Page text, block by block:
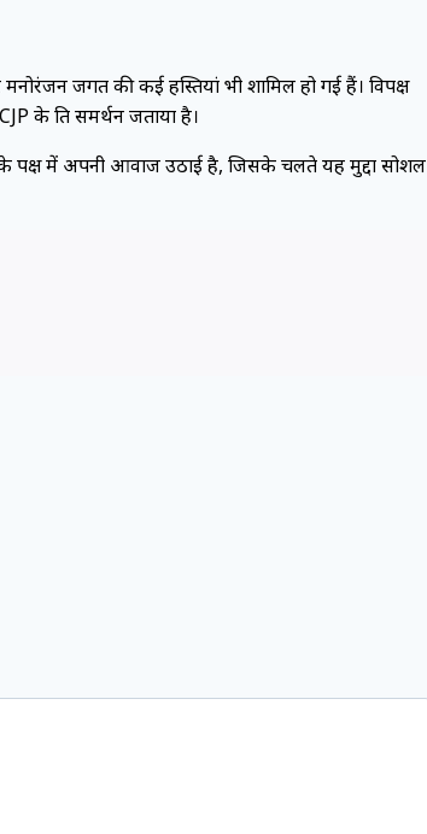
जगत की कई हस्तियां भी शामिल हो गई हैं। विपक्ष
के प्रति समर्थन जताया है।
पक्ष में अपनी आवाज उठाई है, जिसके चलते यह मुद्दा सोशल